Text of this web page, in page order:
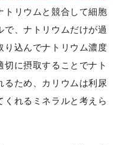
トリウムと競合して細胞
、ナトリウムだけが過
り込んでナトリウム濃度
に摂取することでナト
るため、カリウムは利尿
れるミネラルと考えら